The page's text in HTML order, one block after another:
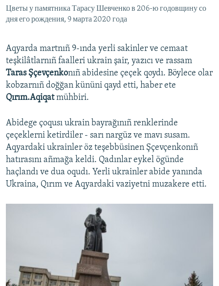
QOŞULIÑIZ!
RFE/RS bütün saytları
Цветы у памятника Тарасу Шевченко в 206-ю годовщину со
дня его рождения, 9 марта 2020 года
Aqyarda martnıñ 9-ında yerli sakinler ve cemaat
teşkilâtlarnıñ faalleri ukrain şair, yazıcı ve rassam
Taras Şçevçenkonıñ abidesine çeçek qoydı. Böylece olar
kobzarnıñ doğğan kününi qayd etti, haber ete
Qırım.Aqiqatmühbiri.
Abidege çoqusı ukrain bayrağınıñ renklerinde
çeçeklerni ketirdiler - sarı nargüz ve mavı susam.
Aqyardaki ukrainler öz teşebbüsinen Şçevçenkonıñ
hatırasını añmağa keldi. Qadınlar eykel ögünde
haçlandı ve dua oqudı. Yerli ukrainler abide yanında
Ukraina, Qırım ve Aqyardaki vaziyetni muzakere etti.